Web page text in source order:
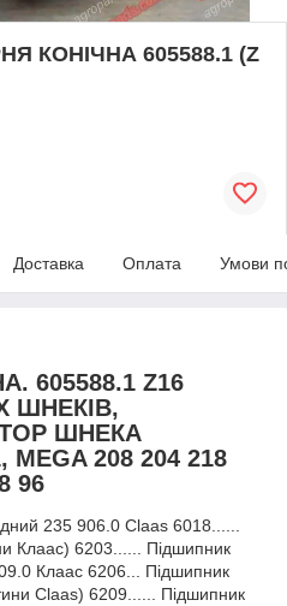
КОНІЧНА 605588.1 (Z
Доставка Оплата Умови
605588.1 Z16
ШНЕКІВ,
ШНЕКА
208 204 218
96
235 906.0 Claas 6018......
Клаас) 6203...... Підшипник
Клаас 6206... Підшипник
Claas) 6209...... Підшипник